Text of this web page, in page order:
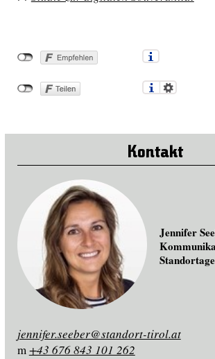
Kontakt
Jennifer
jennifer.seeber@standort-tirol.at
m+43 676 843 101 262